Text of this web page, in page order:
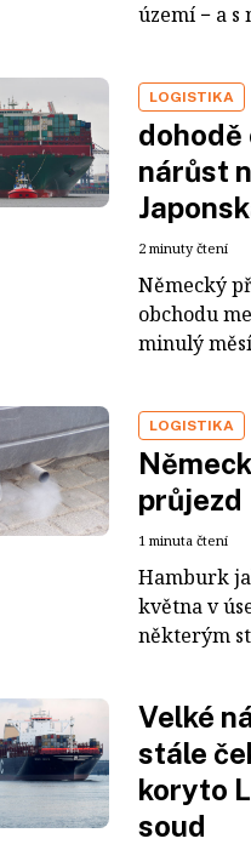
území − a
LOGISTIKA
dohodě
nárůst
2 minuty čtení
Německý
obchodu
minulý
LOGISTIKA
průjezd
1 minuta čtení
Hamburk
května v
některým
Velké
stále
koryto
soud